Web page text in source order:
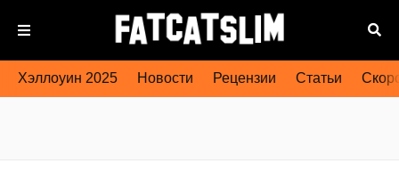
Хэллоуин 2025 Новости Рецензии Статьи